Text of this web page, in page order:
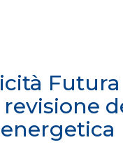
Futura